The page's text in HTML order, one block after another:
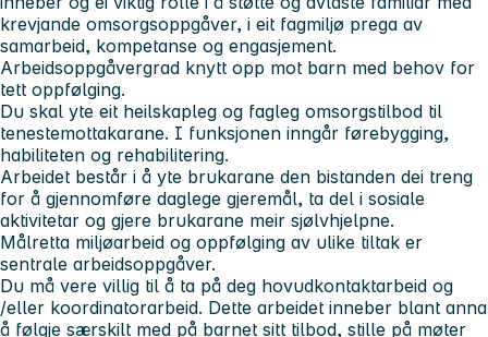
krevjande omsorgsoppgåver, i eit fagmiljø prega av
samarbeid, kompetanse og engasjement.
Arbeidsoppgåvergrad knytt opp mot barn med behov for
tett oppfølging.
Du skal yte eit heilskapleg og fagleg omsorgstilbod til
tenestemottakarane. I funksjonen inngår førebygging,
habiliteten og rehabilitering.
Arbeidet består i å yte brukarane den bistanden dei treng
for å gjennomføre daglege gjeremål, ta del i sosiale
aktivitetar og gjere brukarane meir sjølvhjelpne.
Målretta miljøarbeid og oppfølging av ulike tiltak er
sentrale arbeidsoppgåver.
Du må vere villig til å ta på deg hovudkontaktarbeid og
/eller koordinatorarbeid. Dette arbeidet inneber blant anna
å følgje særskilt med på barnet sitt tilbod, stille på møter